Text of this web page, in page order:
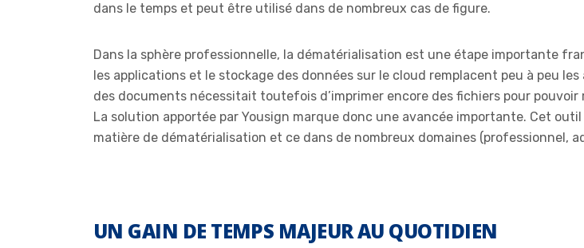
dans le temps et peut être utilisé dans de nombreux cas de figure.
Dans la sphère professionnelle, la dématérialisation est une étape importante
les applications et le stockage des données sur le cloud remplacent peu à peu
des documents nécessitait toutefois d’imprimer encore des fichiers pour
La solution apportée par Yousign marque donc une avancée importante. Cet
matière de dématérialisation et ce dans de nombreux domaines (professionnel,
UN GAIN DE TEMPS MAJEUR AU QUOTIDIEN